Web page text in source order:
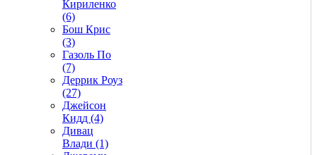
Кириленко
(6)
Бош Крис
(3)
Газоль По
(7)
Деррик Роуз
(27)
Джейсон
Кидд (4)
Дивац
Влади (1)